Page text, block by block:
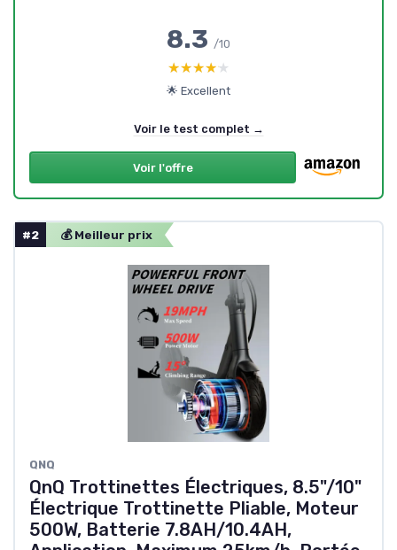
8.3 /10
★★★★★
★★★★★
🌟 Excellent
Voir le test complet →
Voir l'offre
#2 💰 Meilleur prix
QNQ
QnQ Trottinettes Électriques, 8.5"/10"
Électrique Trottinette Pliable, Moteur
500W, Batterie 7.8AH/10.4AH,